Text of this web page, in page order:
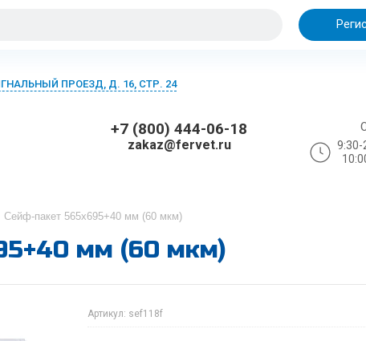
ПРОЕЗД, Д. 16, СТР. 24
+7 (800) 444-06-18
zakaz@fervet.ru
9:30-
Сейф-пакет 565х695+40 мм (60 мкм)
мм (60 мкм)
Артикул: sef118f